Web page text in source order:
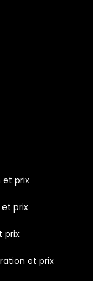
et prix
et prix
prix
et prix